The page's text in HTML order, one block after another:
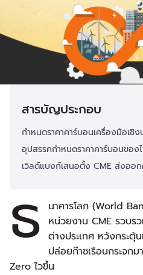
สารบัญประกอบ
กำหนดราคาคาร์บอนเครื่องมือเชิ
อุปสรรคกำหนดราคาคาร์บอนของ
เวิลด์แบงก์เสนอตั้ง CME ส่งออก
ธ
นาคารโลก (World
หน่วยงาน CME รวบร
ต่างประเทศ หวังกระ
ปล่อยก๊าซเรือนกระจก
Zero ไวขึ้น